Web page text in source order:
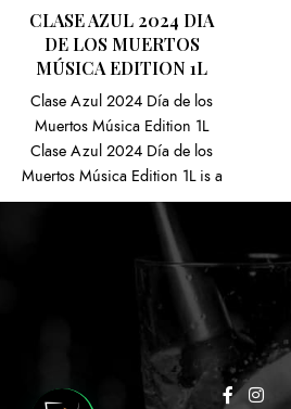
CLASE AZUL 2024 DIA
DE LOS MUERTOS
MÚSICA EDITION 1L
Clase Azul 2024 Día de los
Muertos Música Edition 1L
Clase Azul 2024 Día de los
Muertos Música Edition 1L is a
stunning, limited-edition tequila
crafted to honor Mexico’s most
vibrant tradition—this time
through the universal language
of music. It combines artistic
beauty, cultural homage, and
Clase Azul’s signature tequila
in a collectible 1-liter bottle.